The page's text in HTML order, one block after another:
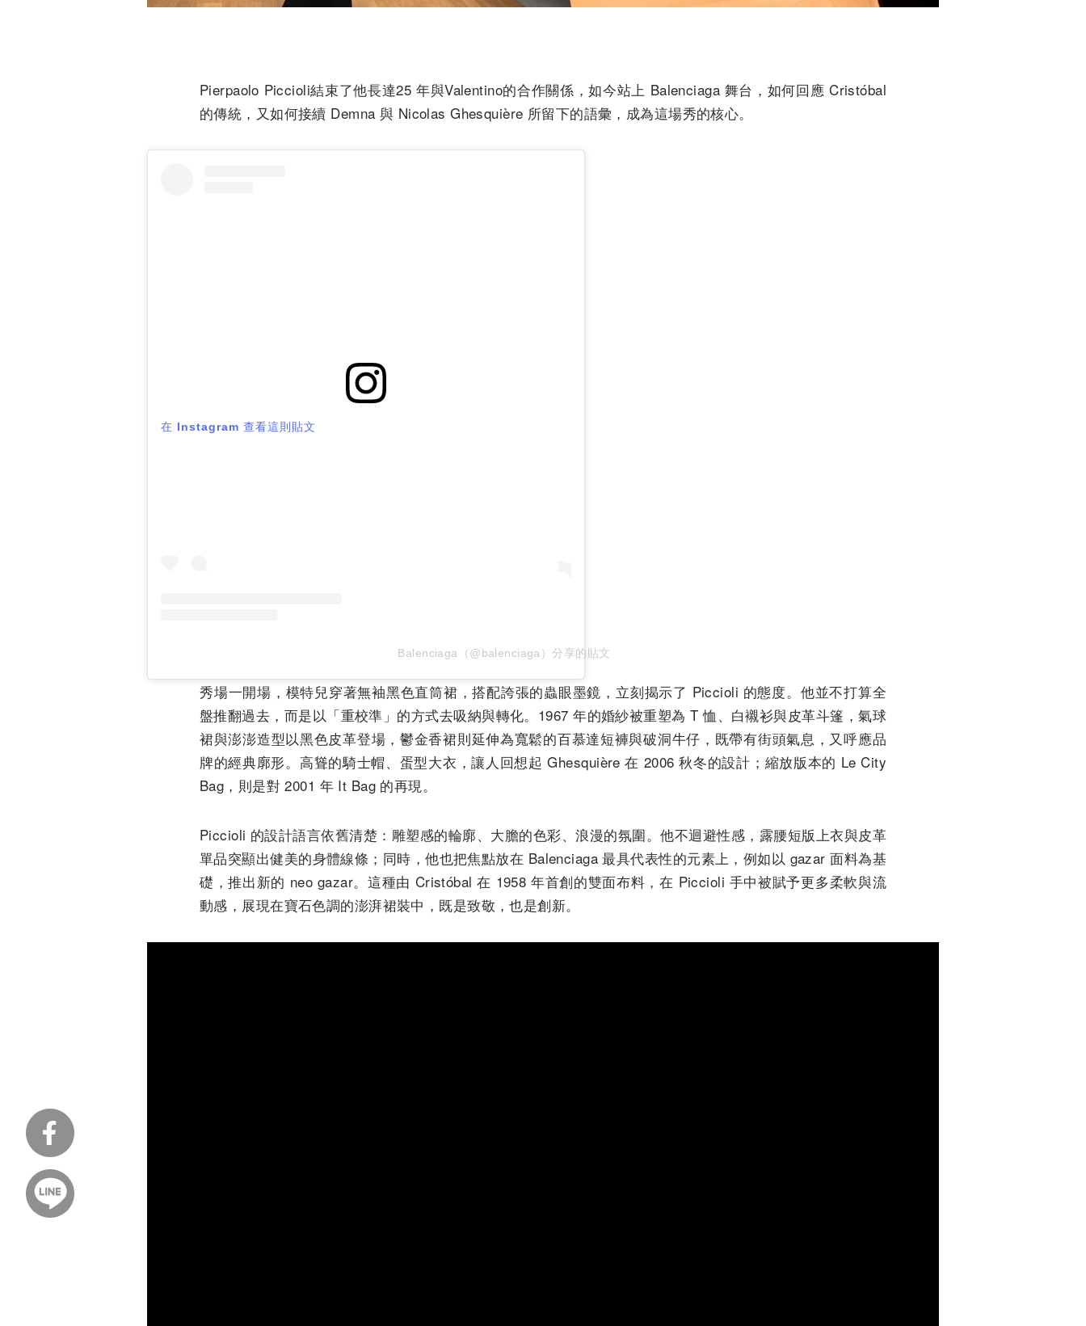
Pierpaolo Piccioli結束了他長達25 年與Valentino的合作關係，如今站上 Balenciaga 舞台，如何回應 Cristóbal
的傳統，又如何接續 Demna 與 Nicolas Ghesquière 所留下的語彙，成為這場秀的核心。
在 Instagram 查看這則貼文
Balenciaga（@balenciaga）分享的貼文
秀場一開場，模特兒穿著無袖黑色直筒裙，搭配誇張的蟲眼墨鏡，立刻揭示了 Piccioli 的態度。他並不打算全
盤推翻過去，而是以「重校準」的方式去吸納與轉化。1967 年的婚紗被重塑為 T 恤、白襯衫與皮革斗篷，氣球
裙與澎澎造型以黑色皮革登場，鬱金香裙則延伸為寬鬆的百慕達短褲與破洞牛仔，既帶有街頭氣息，又呼應品
牌的經典廓形。高聳的騎士帽、蛋型大衣，讓人回想起 Ghesquière 在 2006 秋冬的設計；縮放版本的 Le City
Bag，則是對 2001 年 It Bag 的再現。
Piccioli 的設計語言依舊清楚：雕塑感的輪廓、大膽的色彩、浪漫的氛圍。他不迴避性感，露腰短版上衣與皮革
單品突顯出健美的身體線條；同時，他也把焦點放在 Balenciaga 最具代表性的元素上，例如以 gazar 面料為基
礎，推出新的 neo gazar。這種由 Cristóbal 在 1958 年首創的雙面布料，在 Piccioli 手中被賦予更多柔軟與流
動感，展現在寶石色調的澎湃裙裝中，既是致敬，也是創新。